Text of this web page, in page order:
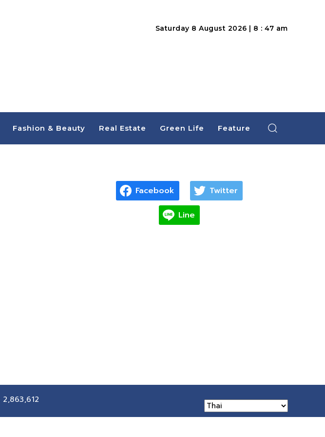
Saturday 8 August 2026 | 8 : 47 am
Fashion & Beauty Real Estate Green Life Feature
Facebook Twitter
Line
2,863,612